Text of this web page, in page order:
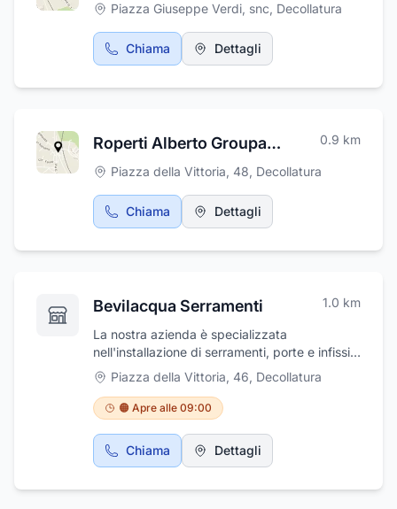
Piazza Giuseppe Verdi, snc, Decollatura
Chiama Dettagli
Roperti Alberto Groupama, HDI, AXA e UnipolSai Assicurazioni 0.9 km
Piazza della Vittoria, 48, Decollatura
Chiama Dettagli
Bevilacqua Serramenti 1.0 km
La nostra azienda è specializzata
nell'installazione di serramenti, porte e infissi.
Con anni di esperienza nel settore,
garantiamo prodotti di qualità.
Piazza della Vittoria, 46, Decollatura
🟠 Apre alle 09:00
Chiama Dettagli